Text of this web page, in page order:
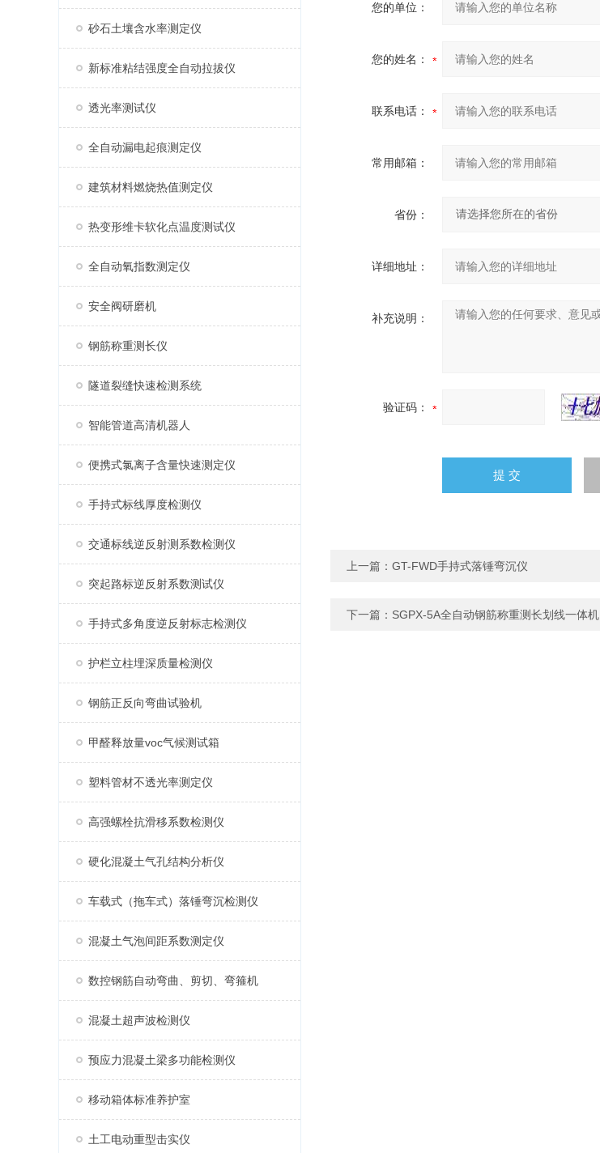
砂石土壤含水率测定仪
新标准粘结强度全自动拉拔仪
透光率测试仪
全自动漏电起痕测定仪
建筑材料燃烧热值测定仪
热变形维卡软化点温度测试仪
全自动氧指数测定仪
安全阀研磨机
钢筋称重测长仪
隧道裂缝快速检测系统
智能管道高清机器人
便携式氯离子含量快速测定仪
手持式标线厚度检测仪
交通标线逆反射测系数检测仪
突起路标逆反射系数测试仪
手持式多角度逆反射标志检测仪
护栏立柱埋深质量检测仪
钢筋正反向弯曲试验机
甲醛释放量voc气候测试箱
塑料管材不透光率测定仪
高强螺栓抗滑移系数检测仪
硬化混凝土气孔结构分析仪
车载式（拖车式）落锤弯沉检测仪
混凝土气泡间距系数测定仪
数控钢筋自动弯曲、剪切、弯箍机
混凝土超声波检测仪
预应力混凝土梁多功能检测仪
移动箱体标准养护室
土工电动重型击实仪
您的单位：
您的姓名：
联系电话：
常用邮箱：
省份：
详细地址：
补充说明：
验证码：
上一篇： GT-FWD手持式落锤弯沉仪
下一篇： SGPX-5A全自动钢筋称重测长划线一体机